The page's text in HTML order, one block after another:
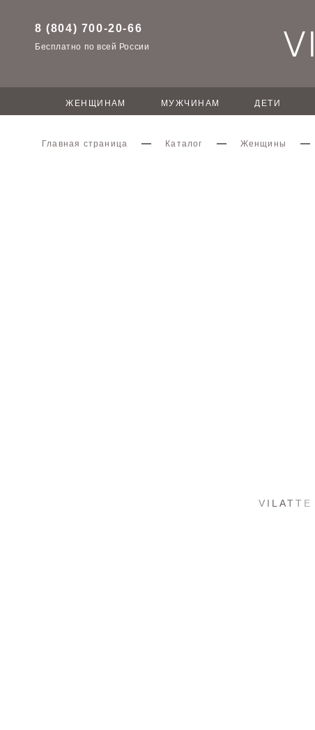
8 (804) 700-20-66
Бесплатно по всей России
ЖЕНЩИНАМ МУЖЧИНАМ ДЕТИ
Главная страница Каталог Женщины